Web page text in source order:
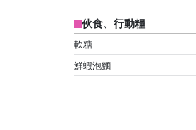
伙食、行動糧
軟糖
鮮蝦泡麵